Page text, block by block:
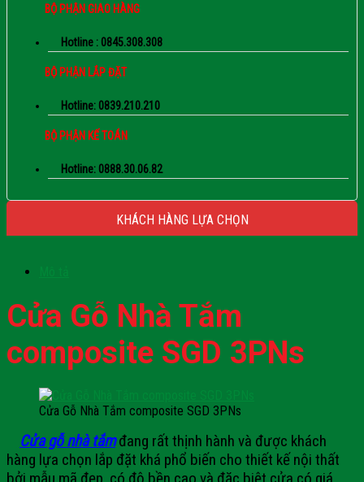
BỘ PHẬN GIAO HÀNG
Hotline : 0845.308.308
BỘ PHẬN LẮP ĐẶT
Hotline: 0839.210.210
BỘ PHẬN KẾ TOÁN
Hotline: 0888.30.06.82
KHÁCH HÀNG LỰA CHỌN
Cửa Gỗ Nhà Tắm
composite SGD 3PNs
Cửa Gỗ Nhà Tắm composite SGD 3PNs
Cửa gỗ nhà tắmđang rất thịnh hành và được khách
hàng lựa chọn lắp đặt khá phổ biến cho thiết kế nội thất